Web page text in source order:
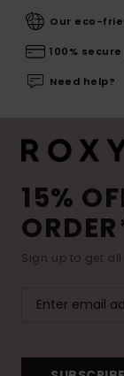
Our eco-
100%
Need help?
15%
Sign up to get